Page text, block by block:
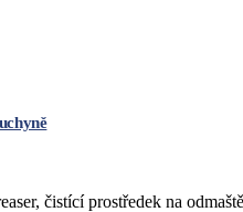
čistící prostředek na